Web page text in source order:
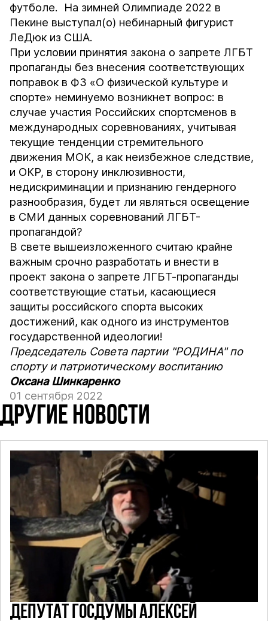
футболе. На зимней Олимпиаде 2022 в
Пекине выступал(о) небинарный фигурист
ЛеДюк из США.
При условии принятия закона о запрете ЛГБТ
пропаганды без внесения соответствующих
поправок в ФЗ «О физической культуре и
спорте» неминуемо возникнет вопрос: в
случае участия Российских спортсменов в
международных соревнованиях, учитывая
текущие тенденции стремительного
движения МОК, а как неизбежное следствие,
и ОКР, в сторону инклюзивности,
недискриминации и признанию гендерного
разнообразия, будет ли являться освещение
в СМИ данных соревнований ЛГБТ-
пропагандой?
В свете вышеизложенного считаю крайне
важным срочно разработать и внести в
проект закона о запрете ЛГБТ-пропаганды
соответствующие статьи, касающиеся
защиты российского спорта высоких
достижений, как одного из инструментов
государственной идеологии!
Председатель Совета партии "РОДИНА" по
спорту и патриотическому воспитанию
Оксана Шинкаренко
01 сентября 2022
ДРУГИЕ НОВОСТИ
ДЕПУТАТ ГОСДУМЫ АЛЕКСЕЙ